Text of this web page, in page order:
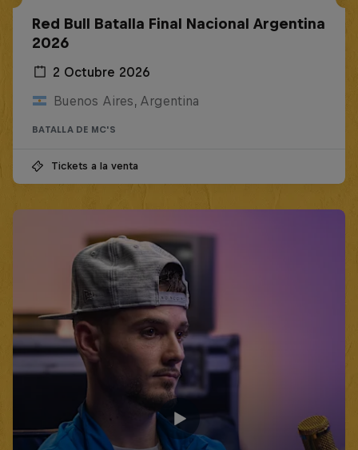
Red Bull Batalla Final Nacional Argentina
2026
2 Octubre 2026
Buenos Aires, Argentina
BATALLA DE MC'S
Tickets a la venta